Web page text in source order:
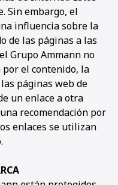
Sin embargo, el
influencia sobre la
de las páginas a las
Grupo Ammann no
el contenido, la
páginas web de
un enlace a otra
recomendación por
enlaces se utilizan